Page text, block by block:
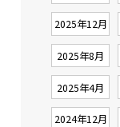
2025年12月
2025年8月
2025年4月
2024年12月